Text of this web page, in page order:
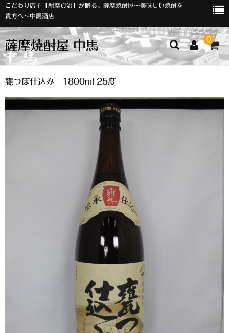
こだわり店主「酎摩貞治」が贈る、薩摩焼酎屋～美味しい焼酎を
貴方へ～中馬酒店
薩摩焼酎屋 中馬 0
ホーム
お知らせ
甕つぼ仕込み 1800ml 25度